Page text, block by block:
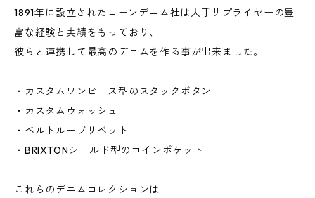
1891年に設立されたコーンデニム社は大手サプライヤーの豊
富な経験と実績をもっており、
彼らと連携して最高のデニムを作る事が出来ました。
・カスタムワンピース型のスタックボタン
・カスタムウォッシュ
・ベルトループリベット
・BRIXTONシールド型のコインポケット
これらのデニムコレクションは